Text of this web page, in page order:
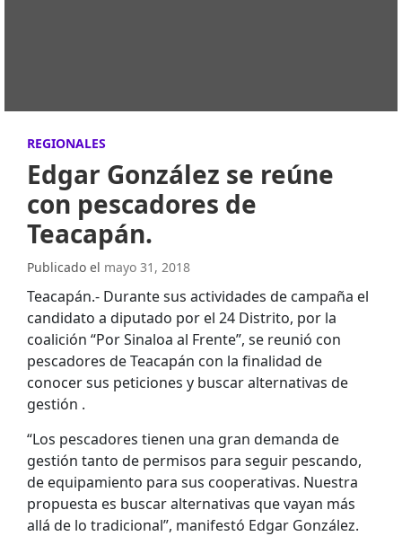
REGIONALES
Edgar González se reúne
con pescadores de
Teacapán.
Publicado el mayo 31, 2018
Teacapán.- Durante sus actividades de campaña el
candidato a diputado por el 24 Distrito, por la
coalición “Por Sinaloa al Frente”, se reunió con
pescadores de Teacapán con la finalidad de
conocer sus peticiones y buscar alternativas de
gestión .
“Los pescadores tienen una gran demanda de
gestión tanto de permisos para seguir pescando,
de equipamiento para sus cooperativas. Nuestra
propuesta es buscar alternativas que vayan más
allá de lo tradicional”, manifestó Edgar González.